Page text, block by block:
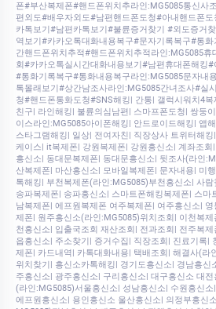
폰#부산복제폰#핸드폰위치추라인:MG5085통신사
편외도#배우자외도#남편핸드폰도청#아내핸드폰
카톡보기#남편카톡보기#불륜증거찾기 #외도증거
역보기#카카오톡대화내용복구#문자기록복구#통화
간핸드폰위치추적#핸드폰위치추적라인:MG5085
회#카카오톡실시간대화내용보기#남편휴대폰해킹
#통화기록복구#통화내용복구라인:MG5085문자내
톡몰래보기#상간남조사라인:MG5085간녀조사#실
청#핸드폰통화도청#SNS해킹| 간통| 갤럭시워치4
친구| 라인해킹| 불륜의심남편| 스마프폰도청| 쌍둥
이스라인:MG5085아이폰해킹| 안드로이드해킹| 앱
스타그램해킹| 일상| 전여자친| 직장상사 트위터해
케이스| it복제폰| 강원복제폰| 강원흥신소| 계좌조회
흥신소| 동대문복제폰| 동대문흥신소| 뒷조사(라인
산복제폰| 마산흥신소| 모바일복제폰| 문자내용| 미
톡해킹| 부천복제폰(라인:MG5085)부천흥신소| 사
송파복제폰| 송파흥신소| 스마트폰해킹복제폰| 스마
남복제폰| 에프원복제폰 여주복제폰| 여주흥신소|
제폰| 원주흥신소(라인:MG5085)위치조회| 이천복
천흥신소| 입출국조회 재산조회| 전과조회| 전주복
읍흥신소| 주소찾기| 증거수집| 직장조회| 진료기록|
제폰| 카드내역| 카톡대화내용| 택배조회| 해결사(라
위치찾기| 흥신소카톡해킹| 경기도흥신소| 경남흥신
주흥신소| 광주흥신소| 구리흥신소| 대구흥신소 대
(라인:MG5085)서울흥신소| 성남흥신소| 수원흥신
에프원흥신소| 용인흥신소 울산흥신소| 의정부흥신